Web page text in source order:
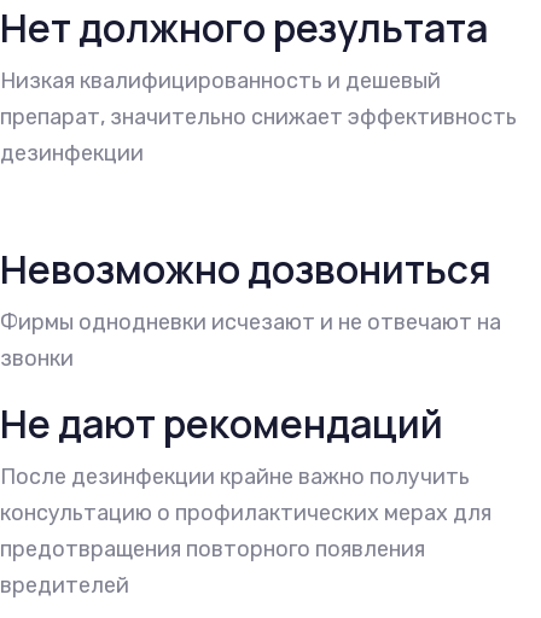
Нет должного результата
Низкая квалифицированность и дешевый
препарат, значительно снижает эффективность
дезинфекции
Невозможно дозвониться
Фирмы однодневки исчезают и не отвечают на
звонки
Не дают рекомендаций
После дезинфекции крайне важно получить
консультацию о профилактических мерах для
предотвращения повторного появления
вредителей